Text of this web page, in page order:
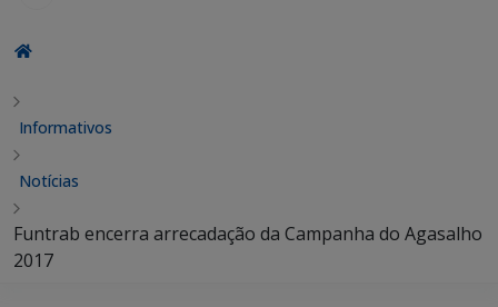
Informativos
Notícias
Funtrab encerra arrecadação da Campanha do Agasalho
2017